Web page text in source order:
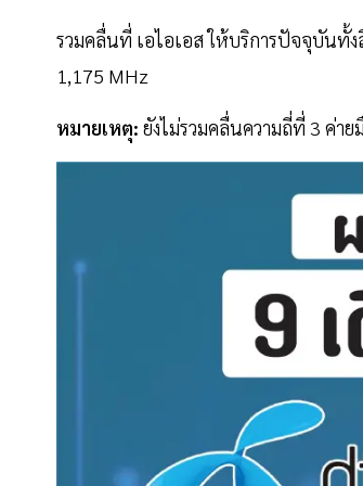
รวมคลื่นที่ เอไอเอส ให้บริการปัจจุบัน
1,175 MHz
หมายเหตุ: ยังไม่รวมคลื่นความถี่ที่ 3 ค่า